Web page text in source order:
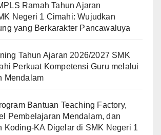
Ramah Tahun Ajaran
Negeri 1 Cimahi: Wujudkan
yang Berkarakter Pancawaluya
Tahun Ajaran 2026/2027 SMK
Perkuat Kompetensi Guru melalui
Mendalam
Bantuan Teaching Factory,
Pembelajaran Mendalam, dan
Koding-KA Digelar di SMK Negeri 1